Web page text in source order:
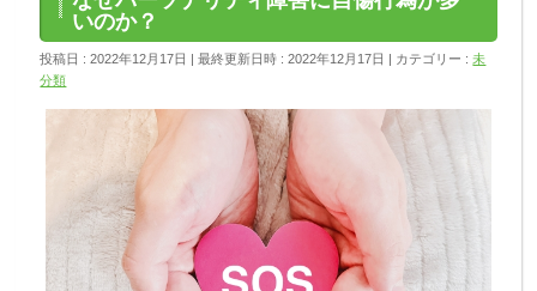
いのか？
投稿日 : 2022年12月17日 最終更新日時 : 2022年12月17日 カテゴリー :未
分類